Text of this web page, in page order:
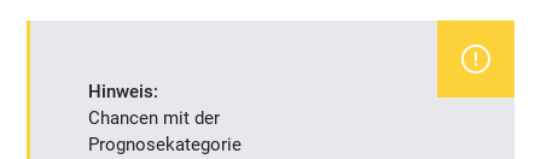
Hinweis:
Chancen mit der
Prognosekategorie